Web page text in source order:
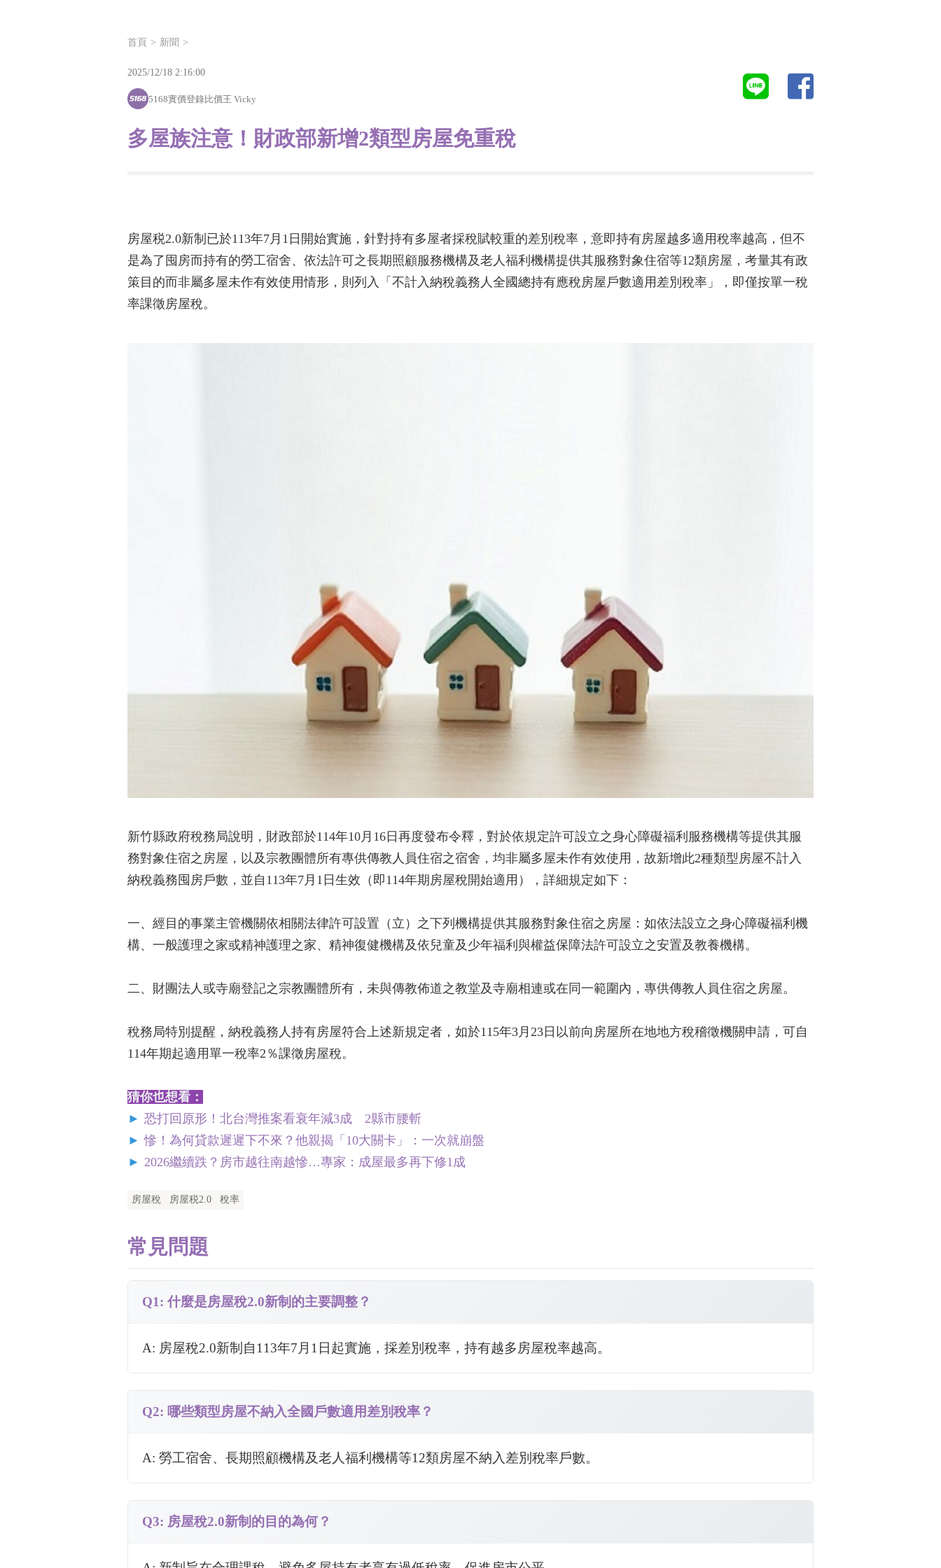
首頁 新聞
多屋族注意！財政部新增2類型房屋免重稅
2025/12/18 2:16:00
5168實價登錄比價王 Vicky
房屋税2.0新制已於113年7月1日開始實施，針對持有多屋者採稅賦較重的差別稅率，意即持有房屋越多適用稅率越高，但不
是為了囤房而持有的勞工宿舍、依法許可之長期照顧服務機構及老人福利機構提供其服務對象住宿等12類房屋，考量其有政
策目的而非屬多屋未作有效使用情形，則列入「不計入納稅義務人全國總持有應稅房屋戶數適用差別稅率」，即僅按單一稅
率課徵房屋稅。
新竹縣政府稅務局說明，財政部於114年10月16日再度發布令釋，對於依規定許可設立之身心障礙福利服務機構等提供其服
務對象住宿之房屋，以及宗教團體所有專供傳教人員住宿之宿舍，均非屬多屋未作有效使用，故新增此2種類型房屋不計入
納稅義務囤房戶數，並自113年7月1日生效（即114年期房屋稅開始適用），詳細規定如下：
一、經目的事業主管機關依相關法律許可設置（立）之下列機構提供其服務對象住宿之房屋：如依法設立之身心障礙福利機
構、一般護理之家或精神護理之家、精神復健機構及依兒童及少年福利與權益保障法許可設立之安置及教養機構。
二、財團法人或寺廟登記之宗教團體所有，未與傳教佈道之教堂及寺廟相連或在同一範圍內，專供傳教人員住宿之房屋。
稅務局特別提醒，納稅義務人持有房屋符合上述新規定者，如於115年3月23日以前向房屋所在地地方稅稽徵機關申請，可自
114年期起適用單一稅率2％課徵房屋稅。
猜你也想看：
► 恐打回原形！北台灣推案看衰年減3成 2縣市腰斬
► 慘！為何貸款遲遲下不來？他親揭「10大關卡」：一次就崩盤
► 2026繼續跌？房市越往南越慘…專家：成屋最多再下修1成
房屋稅 房屋税2.0 稅率
常見問題
Q1: 什麼是房屋稅2.0新制的主要調整？
A: 房屋稅2.0新制自113年7月1日起實施，採差別稅率，持有越多房屋稅率越高。
Q2: 哪些類型房屋不納入全國戶數適用差別稅率？
A: 勞工宿舍、長期照顧機構及老人福利機構等12類房屋不納入差別稅率戶數。
Q3: 房屋稅2.0新制的目的為何？